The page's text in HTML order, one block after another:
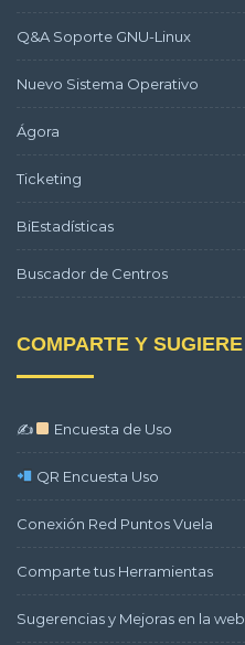
Q&A Soporte GNU-Linux
Nuevo Sistema Operativo
Ágora
Ticketing
BiEstadísticas
Buscador de Centros
COMPARTE Y SUGIERE
✍ Encuesta de Uso
QR Encuesta Uso
Conexión Red Puntos Vuela
Comparte tus Herramientas
Sugerencias y Mejoras en la web